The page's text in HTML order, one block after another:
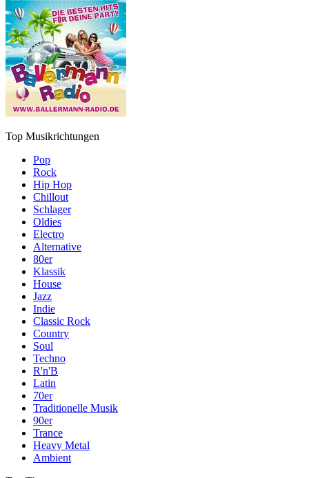
Top Musikrichtungen
Pop
Rock
Hip Hop
Chillout
Schlager
Oldies
Electro
Alternative
80er
Klassik
House
Jazz
Indie
Classic Rock
Country
Soul
Techno
R'n'B
Latin
70er
Traditionelle Musik
90er
Trance
Heavy Metal
Ambient